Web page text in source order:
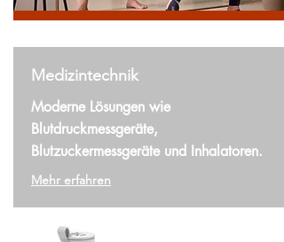
Medizintechnik
Moderne Lösungen wie
Blutdruckmessgeräte,
Blutzuckermessgeräte und Inhalatoren.
Mehr erfahren